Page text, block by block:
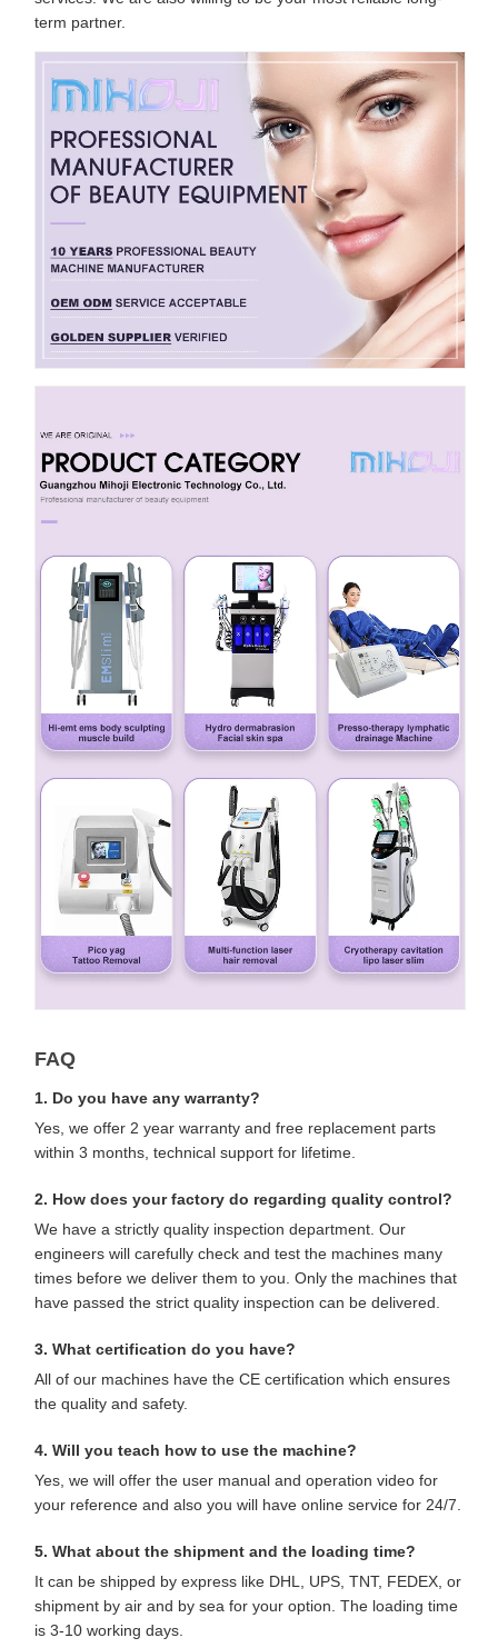
term partner.
FAQ
1. Do you have any warranty?
Yes, we offer 2 year warranty and free replacement parts
within 3 months, technical support for lifetime.
2. How does your factory do regarding quality control?
We have a strictly quality inspection department. Our
engineers will carefully check and test the machines many
times before we deliver them to you. Only the machines that
have passed the strict quality inspection can be delivered.
3. What certification do you have?
All of our machines have the CE certification which ensures
the quality and safety.
4. Will you teach how to use the machine?
Yes, we will offer the user manual and operation video for
your reference and also you will have online service for 24/7.
5. What about the shipment and the loading time?
It can be shipped by express like DHL, UPS, TNT, FEDEX, or
shipment by air and by sea for your option. The loading time
is 3-10 working days.